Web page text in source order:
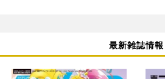
最新雑誌情報